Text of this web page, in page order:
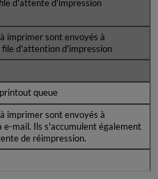
d'attente d'impression
à imprimer sont envoyés à
file d'attention d'impression
queue
à imprimer sont envoyés à
e-mail. Ils s'accumulent également
de réimpression.